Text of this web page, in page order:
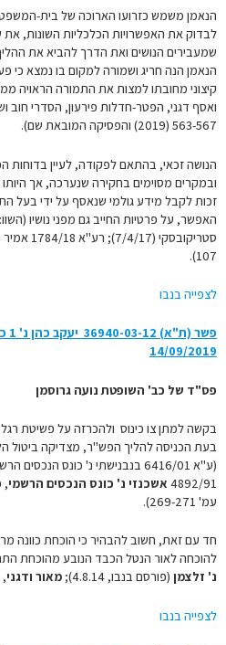
הנאמן משמש כזרועו הארוכה של בית-
לבדוק את האפשרויות הכלכליות השונות, את
שמעבירים הנושים ואת הדרך להביא את
הנאמן הנה חריג ושמורה למקום בו נמצא כי
קיצוני מחובתו למצות את התמורה הראויה
ואסף דגני, הפטר-חדלות פירעון, הסדרי חוב
563-567 (2019) והפסיקה המובאת שם).
הנושה זכאי, בהתאם לפקודה, לעיין בדוחות
ובמקרים מסוימים בחקירה שנערכה, אך היותו
זכות לקבל מידע גולמי שנאסף על ידי בעל
107).
לצפייה בנבו
14/09/2019
פס"ד של כב' השופטת נועה גרוסמן
בקשה למתן צו כינוס ולהכרזה על פשיטת
בעת הכניסה להליך הפש"ר, מצדיקה ביטול
4892/91 אשכנזי נ' כונס הנכסים הרשמי,
עמ' 269-271).
חד עם זאת, חשוב להבהיר כי הוכחת כוונה
להוכחה לאור הנטל הכבד הנובע מהוכחת
נ' זלצמן (פורסם בנבו, 4.8.14); מאור ודגני,
לצפייה בנבו